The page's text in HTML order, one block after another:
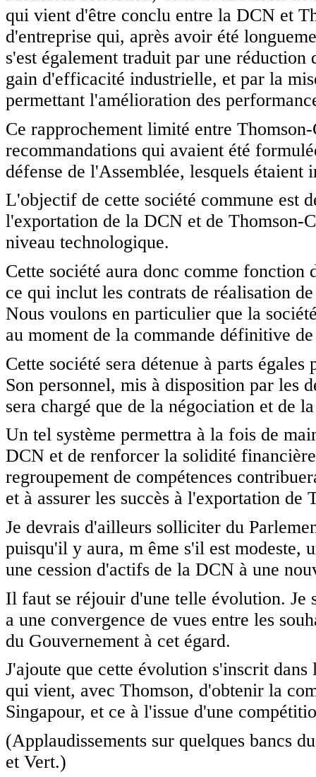
qui vient d'être conclu entre la DCN et
d'entreprise qui, après avoir été
s'est également traduit par une
gain d'efficacité industrielle, et par la
permettant l'amélioration des
Ce rapprochement limité entre
recommandations qui avaient été
défense de l'Assemblée, lesquels étaient
L'objectif de cette société commune est
l'exportation de la DCN et de Thomson-
niveau technologique.
Cette société aura donc comme
ce qui inclut les contrats de réalisation
Nous voulons en particulier que la
au moment de la commande définitive
Cette société sera détenue à parts
Son personnel, mis à disposition par les
sera chargé que de la négociation et de
Un tel système permettra à la fois de
DCN et de renforcer la solidité
regroupement de compétences
et à assurer les succès à l'exportation de
Je devrais d'ailleurs solliciter du
puisqu'il y aura, m ême s'il est modeste,
une cession d'actifs de la DCN à une
Il faut se réjouir d'une telle évolution.
a une convergence de vues entre les
du Gouvernement à cet égard.
J'ajoute que cette évolution s'inscrit
qui vient, avec Thomson, d'obtenir la
Singapour, et ce à l'issue d'une
(Applaudissements sur quelques bancs
et Vert.)